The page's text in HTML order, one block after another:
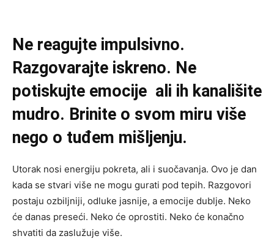
Ne reagujte impulsivno.
Razgovarajte iskreno. Ne
potiskujte emocije ali ih kanališite
mudro. Brinite o svom miru više
nego o tuđem mišljenju.
Utorak nosi energiju pokreta, ali i suočavanja. Ovo je dan
kada se stvari više ne mogu gurati pod tepih. Razgovori
postaju ozbiljniji, odluke jasnije, a emocije dublje. Neko
će danas preseći. Neko će oprostiti. Neko će konačno
shvatiti da zaslužuje više.